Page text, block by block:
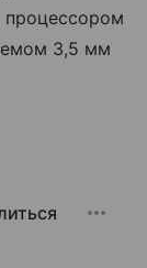
процессором
3,5 мм